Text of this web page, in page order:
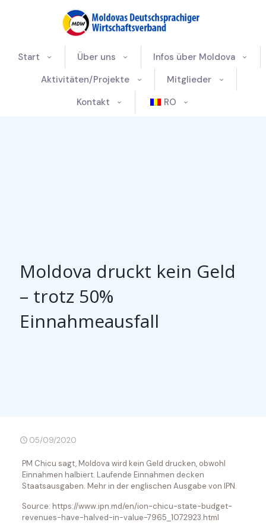
Start Über uns
Infos über Moldova
Aktivitäten/Projekte
Mitglieder
Kontakt
RO
Moldova druckt kein Geld
– trotz 50%
Einnahmeausfall
05/09/2020
PM Chicu sagt, Moldova wird kein Geld drucken, obwohl
Einnahmen halbiert. Laufende Einnahmen decken
Staatsausgaben. Mehr in der englischen Ausgabe von IPN.
Source: https://www.ipn.md/en/ion-chicu-state-budget-
revenues-have-halved-in-value-7965_1072923.html